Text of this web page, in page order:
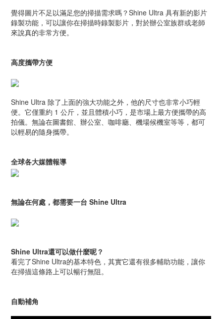
覺得圖片不足以滿足您的掃描需求嗎？Shine Ultra 具有新的影片
錄製功能，可以讓你在掃描時錄製影片，對於辦公室族群或老師
來說真的非常方便。
高度攜帶方便
Shine Ultra 除了上面的強大功能之外，他的尺寸也非常小巧輕
便。它僅重約 1 公斤，並且體積小巧，是市場上最方便攜帶的高
拍儀。無論在圖書館、辦公室、咖啡廳、機場候機室等等，都可
以輕易的隨身攜帶。
全球各大媒體報導
無論在何處，都需要一台 Shine Ultra
Shine Ultra還可以做什麼呢？
看完了Shine Ultra的基本特色，其實它還有很多輔助功能，讓你
在掃描這條路上可以暢行無阻。
自動補角